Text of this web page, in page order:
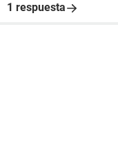
1 respuesta